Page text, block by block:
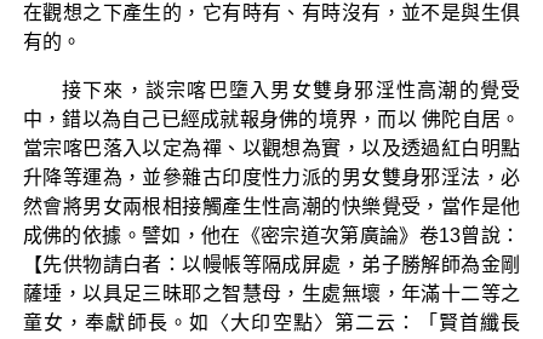
在觀想之下產生的，它有時有、有時沒有，並不是與生俱
有的。
接下來，談宗喀巴墮入男女雙身邪淫性高潮的覺受
中，錯以為自己已經成就報身佛的境界，而以 佛陀自居。
當宗喀巴落入以定為禪、以觀想為實，以及透過紅白明點
升降等運為，並參雜古印度性力派的男女雙身邪淫法，必
然會將男女兩根相接觸產生性高潮的快樂覺受，當作是他
成佛的依據。譬如，他在《密宗道次第廣論》卷13曾說：
【先供物請白者：以幔帳等隔成屏處，弟子勝解師為金剛
薩埵，以具足三昧耶之智慧母，生處無壞，年滿十二等之
童女，奉獻師長。如〈大印空點〉第二云：「賢首纖長